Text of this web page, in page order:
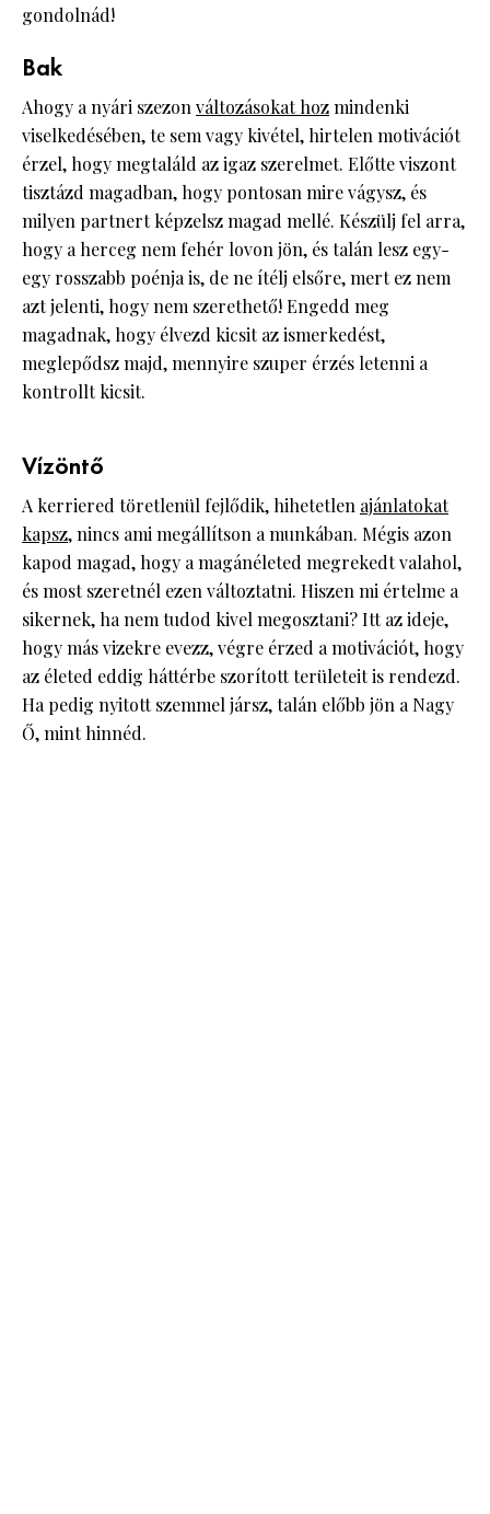
gondolnád!
Bak
Ahogy a nyári szezonváltozásokat hozmindenki
viselkedésében, te sem vagy kivétel, hirtelen motivációt
érzel, hogy megtaláld az igaz szerelmet. Előtte viszont
tisztázd magadban, hogy pontosan mire vágysz, és
milyen partnert képzelsz magad mellé. Készülj fel arra,
hogy a herceg nem fehér lovon jön, és talán lesz egy-
egy rosszabb poénja is, de ne ítélj elsőre, mert ez nem
azt jelenti, hogy nem szerethető! Engedd meg
magadnak, hogy élvezd kicsit az ismerkedést,
meglepődsz majd, mennyire szuper érzés letenni a
kontrollt kicsit.
Vízöntő
A kerriered töretlenül fejlődik, hihetetlen ajánlatokat
kapsz, nincs ami megállítson a munkában. Mégis azon
kapod magad, hogy a magánéleted megrekedt valahol,
és most szeretnél ezen változtatni. Hiszen mi értelme a
sikernek, ha nem tudod kivel megosztani? Itt az ideje,
hogy más vizekre evezz, végre érzed a motivációt, hogy
az életed eddig háttérbe szorított területeit is rendezd.
Ha pedig nyitott szemmel jársz, talán előbb jön a Nagy
Ő, mint hinnéd.